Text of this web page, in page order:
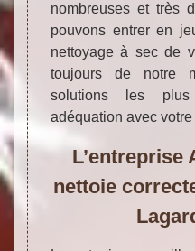
nombreuses et très
pouvons entrer en
nettoyage à sec de
toujours de notre
solutions les
adéquation avec
L’entreprise
nettoie